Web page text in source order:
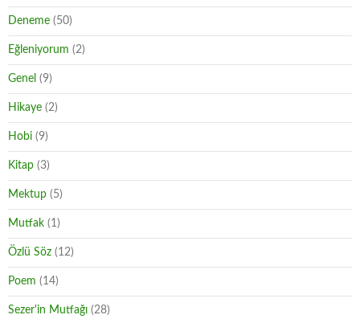
Deneme (50)
Eğleniyorum (2)
Genel (9)
Hikaye (2)
Hobi (9)
Kitap (3)
Mektup (5)
Mutfak (1)
Özlü Söz (12)
Poem (14)
Sezer'in Mutfağı (28)